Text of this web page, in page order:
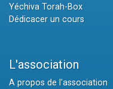
Yéchiva Torah-Box
Dédicacer un cours
L'association
A propos de l'association